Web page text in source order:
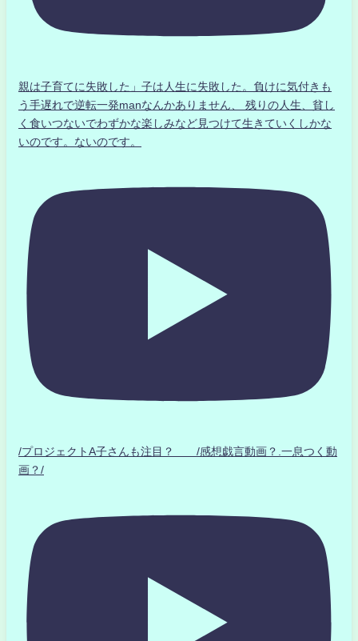
親は子育てに失敗した」子は人生に失敗した。負けに気付きも
う手遅れで逆転一発manなんかありません、 残りの人生、貧し
く食いつないでわずかな楽しみなど見つけて生きていくしかな
いのです。ないのです。
/プロジェクトA子さんも注目？ /感想戯言動画？.一息つく動
画？/